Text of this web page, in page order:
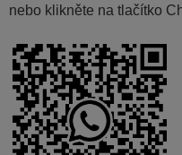
nebo klikněte na tlačítko